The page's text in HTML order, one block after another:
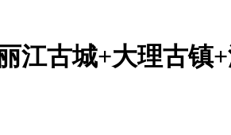
江古城+大理古镇